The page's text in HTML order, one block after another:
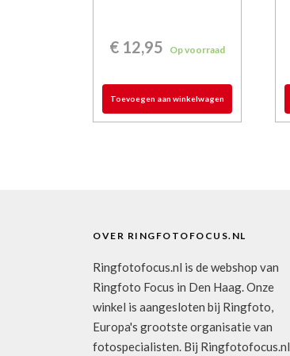
€ 12,95 Op voorraad
Toevoegen aan winkelwagen
OVER RINGFOTOFOCUS.NL
Ringfotofocus.nl is de webshop van
Ringfoto Focus in Den Haag. Onze
winkel is aangesloten bij Ringfoto,
Europa's grootste organisatie van
fotospecialisten. Bij Ringfotofocus.nl